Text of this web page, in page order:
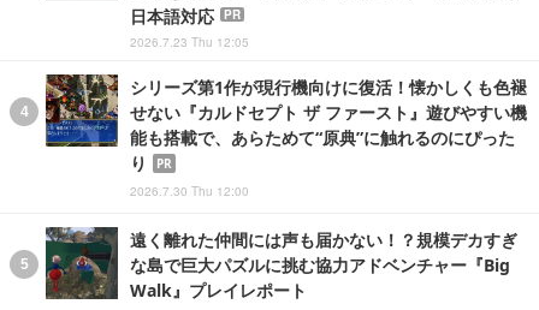
日本語対応
PR
2026.7.23 Thu 12:05
シリーズ第1作が現行機向けに復活！懐かしくも色褪
せない『カルドセプト ザ ファースト』遊びやすい機
能も搭載で、あらためて“原典”に触れるのにぴった
り
PR
2026.7.30 Thu 12:00
遠く離れた仲間には声も届かない！？規模デカすぎ
な島で巨大パズルに挑む協力アドベンチャー『Big
Walk』プレイレポート